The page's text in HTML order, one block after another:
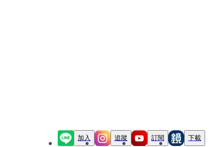
加入 追蹤 訂閱 下載